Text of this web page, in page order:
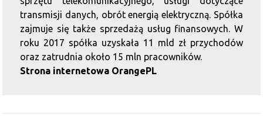
transmisji danych, obrót energią elektryczną. Spółka
zajmuje się także sprzedażą usług finansowych. W
roku 2017 spółka uzyskała 11 mld zł przychodów
oraz zatrudnia około 15 mln pracowników.
Strona internetowa OrangePL